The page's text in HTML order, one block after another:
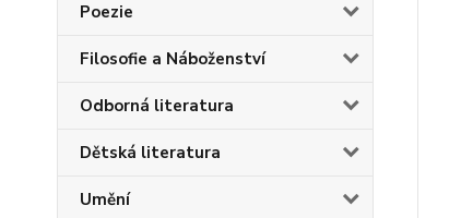
Poezie
Filosofie a Náboženství
Odborná literatura
Dětská literatura
Umění